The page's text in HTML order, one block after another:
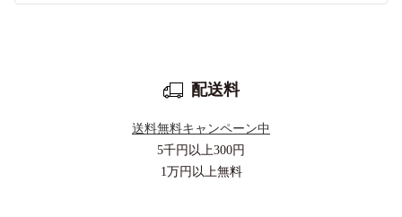
配送料
送料無料キャンペーン中
5千円以上300円
1万円以上無料